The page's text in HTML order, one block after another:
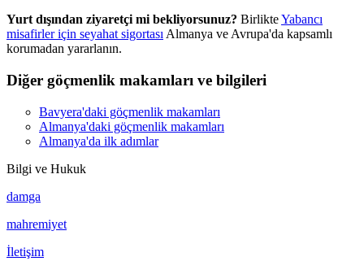
Yurt dışından ziyaretçi mi bekliyorsunuz? BirlikteYabancı
misafirler için seyahat sigortası Almanya ve Avrupa'da kapsamlı
korumadan yararlanın.
Diğer göçmenlik makamları ve bilgileri
Bavyera'daki göçmenlik makamları
Almanya'daki göçmenlik makamları
Almanya'da ilk adımlar
Bilgi ve Hukuk
damga
mahremiyet
İletişim